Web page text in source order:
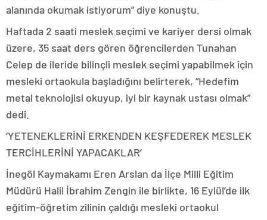
alanında okumak istiyorum” diye konuştu.
Haftada 2 saati meslek seçimi ve kariyer dersi olmak
üzere, 35 saat ders gören öğrencilerden Tunahan
Celep de ileride bilinçli meslek seçimi yapabilmek için
mesleki ortaokula başladığını belirterek, “Hedefim
metal teknolojisi okuyup, iyi bir kaynak ustası olmak”
dedi.
‘YETENEKLERİNİ ERKENDEN KEŞFEDEREK MESLEK
TERCİHLERİNİ YAPACAKLAR’
İnegöl Kaymakamı Eren Arslan da İlçe Milli Eğitim
Müdürü Halil İbrahim Zengin ile birlikte, 16 Eylül’de ilk
eğitim-öğretim zilinin çaldığı mesleki ortaokul